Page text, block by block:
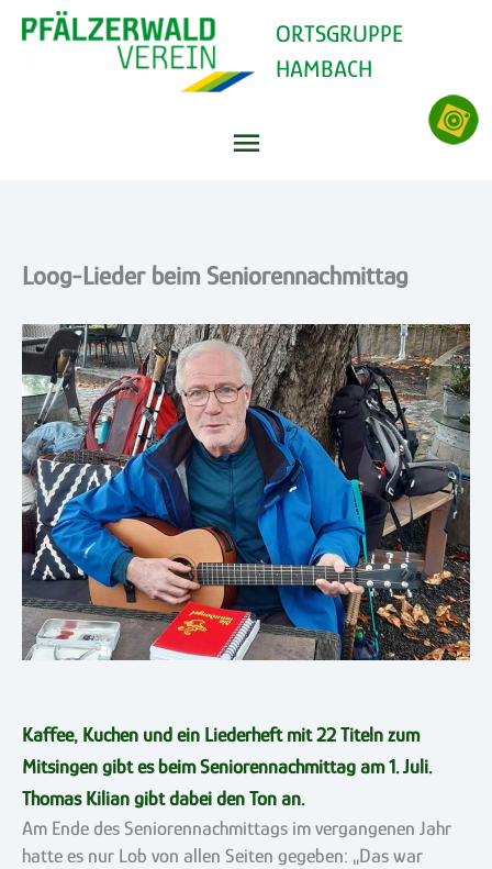
Zum
Inhalt
ORTSGRUPPE
HAMBACH
Hauptmenü
Loog-Lieder beim Seniorennachmittag
Kaffee, Kuchen und ein Liederheft mit 22 Titeln zum
Mitsingen gibt es beim Seniorennachmittag am 1. Juli.
Thomas Kilian gibt dabei den Ton an.
Am Ende des Seniorennachmittags im vergangenen Jahr
hatte es nur Lob von allen Seiten gegeben: „Das war